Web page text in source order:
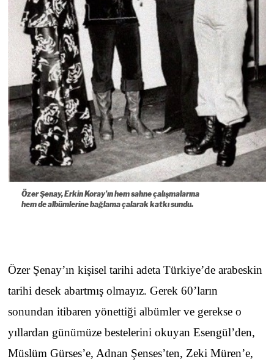
Özer Şenay, Erkin Koray’ın hem sahne çalışmalarına
hem de albümlerine bağlama çalarak katkı sundu.
Özer Şenay’ın kişisel tarihi adeta Türkiye’de arabeskin
tarihi desek abartmış olmayız. Gerek 60’ların
sonundan itibaren yönettiği albümler ve gerekse o
yıllardan günümüze bestelerini okuyan Esengül’den,
Müslüm Gürses’e, Adnan Şenses’ten, Zeki Müren’e,